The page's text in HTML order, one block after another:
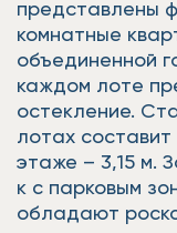
представлены
комнатные
объединенной
каждом лоте
остекление.
лотах
этаже – 3,15 м.
к с парковым
обладают